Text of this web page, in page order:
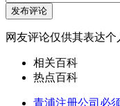
发布评论
网友评论仅供其表达个
相关百科
热点百科
青浦注册公司必